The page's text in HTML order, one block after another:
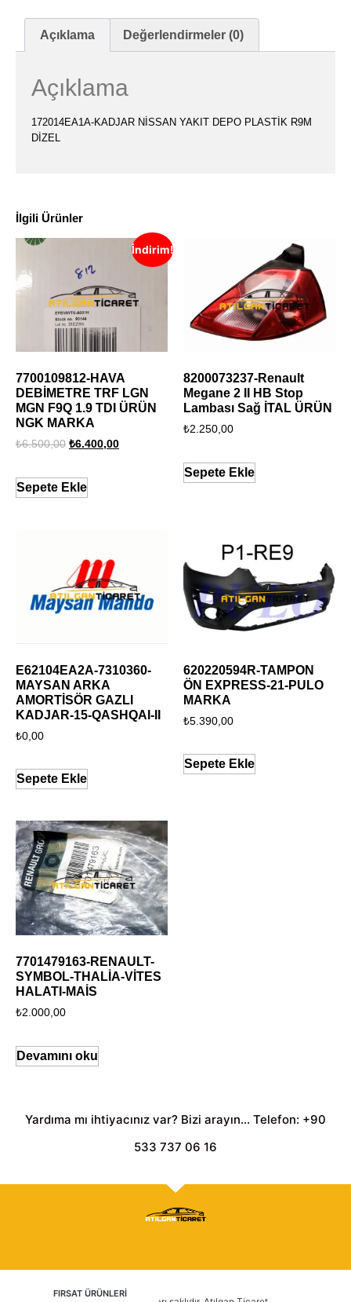
Açıklama Değerlendirmeler (0)
Açıklama
172014EA1A-KADJAR NİSSAN YAKIT DEPO PLASTİK R9M
DİZEL
İlgili Ürünler
İndirim!
7700109812-HAVA
DEBİMETRE TRF LGN
MGN F9Q 1.9 TDI ÜRÜN
NGK MARKA
₺6.500,00 ₺6.400,00
Sepete Ekle
8200073237-Renault
Megane 2 II HB Stop
Lambası Sağ İTAL ÜRÜN
₺2.250,00
Sepete Ekle
E62104EA2A-7310360-
MAYSAN ARKA
AMORTİSÖR GAZLI
KADJAR-15-QASHQAI-II
₺0,00
Sepete Ekle
620220594R-TAMPON
ÖN EXPRESS-21-PULO
MARKA
₺5.390,00
Sepete Ekle
7701479163-RENAULT-
SYMBOL-THALİA-VİTES
HALATI-MAİS
₺2.000,00
Devamını oku
Yardıma mı ihtiyacınız var? Bizi arayın... Telefon: +90
533 737 06 16
FIRSAT ÜRÜNLERİ